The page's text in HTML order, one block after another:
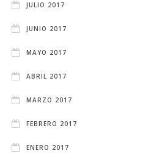
JULIO 2017
JUNIO 2017
MAYO 2017
ABRIL 2017
MARZO 2017
FEBRERO 2017
ENERO 2017